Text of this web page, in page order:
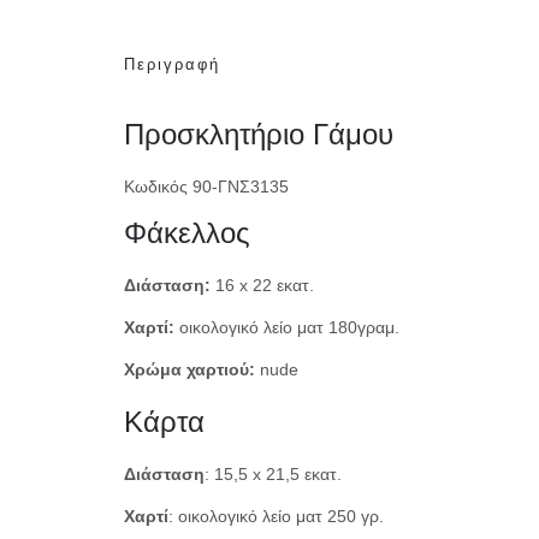
Περιγραφή
Προσκλητήριο Γάμου
Κωδικός 90-ΓΝΣ3135
Φάκελλος
Διάσταση: 16 x 22 εκατ.
Χαρτί: οικολογικό λείο ματ 180γραμ.
Χρώμα χαρτιού: nude
Κάρτα
Διάσταση: 15,5 x 21,5 εκατ.
Χαρτί: οικολογικό λείο ματ 250 γρ.